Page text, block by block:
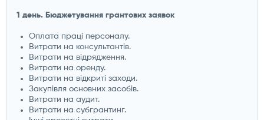
1 день. Бюджетування грантових заявок
Оплата праці персоналу.
Витрати на консультантів.
Витрати на відрядження.
Витрати на оренду.
Витрати на відкриті заходи.
Закупівля основних засобів.
Витрати на аудит.
Витрати на субгрантинг.